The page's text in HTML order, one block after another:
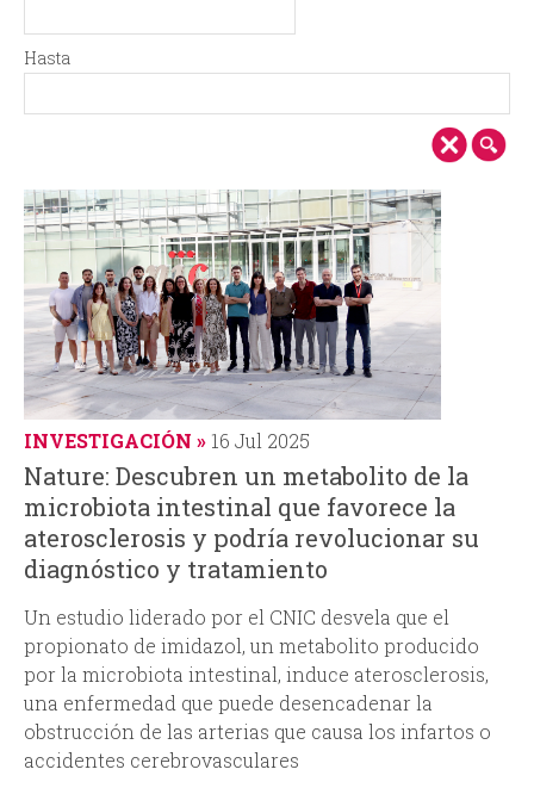
d
b
ú
s
q
u
e
d
a
n
c
p
a
e
s
e
e
c
a
Hasta
a
a
e
a
INVESTIGACIÓN 16 Jul 2025
Nature: Descubren un metabolito de la
microbiota intestinal que favorece la
aterosclerosis y podría revolucionar su
diagnóstico y tratamiento
Un estudio liderado por el CNIC desvela que el
propionato de imidazol, un metabolito producido
por la microbiota intestinal, induce aterosclerosis,
una enfermedad que puede desencadenar la
obstrucción de las arterias que causa los infartos o
accidentes cerebrovasculares